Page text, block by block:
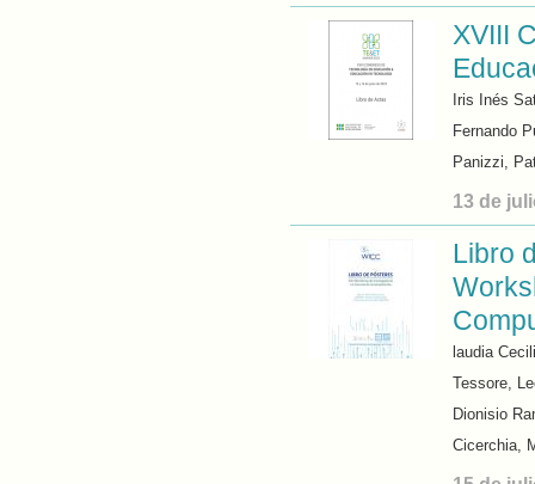
XVIII
Iris Inés
Fernando
Panizzi,
13 de
Libro
laudia
Tessore,
Dionisio
Cicerchia,